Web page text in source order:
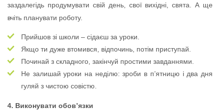
заздалегідь продумувати свій день, свої вихідні, свята. А ще
вчіть планувати роботу.
Прийшов зі школи – сідаєш за уроки.
Якщо ти дуже втомився, відпочинь, потім приступай.
Починай з складного, закінчуй простими завданнями.
Не залишай уроки на неділю: зроби в п’ятницю і два дня
гуляй з чистою совістю.
4. Виконувати обов’язки